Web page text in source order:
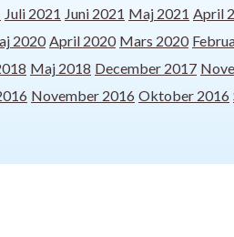
Juli 2021 Juni 2021 Maj 2021 April
2020 April 2020 Mars 2020
Maj 2018 December 2017
November 2016 Oktober 2016